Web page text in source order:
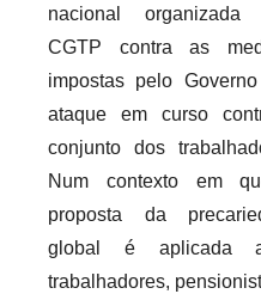
nacional organizada
CGTP contra as
impostas pelo
ataque em curso
conjunto dos
Num contexto em
proposta da
global é aplicada a
trabalhadores,